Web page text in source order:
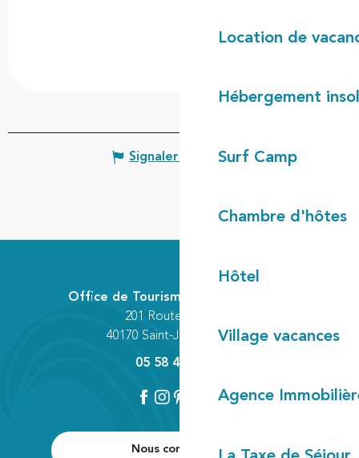
Location de
Hébergement
Surf Camp
Chambre d'hôtes
Hôtel
Village vacances
Agence
Signaler une erreur
Nous contacter
Office de Tourisme Communautaire
201 Route des Lacs
40170 Saint-Julien-en-Born
05 58 42 89 80